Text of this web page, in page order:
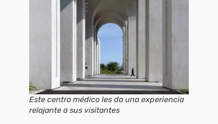
Este centro médico les da una experiencia
relajante a sus visitantes